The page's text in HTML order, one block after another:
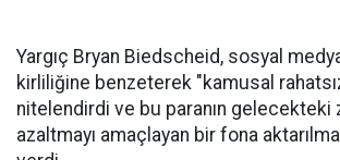
Yargıç Bryan Biedscheid, sosyal
kirliliğine benzeterek "kamusal
nitelendirdi ve bu paranın gelecekteki
azaltmayı amaçlayan bir fona